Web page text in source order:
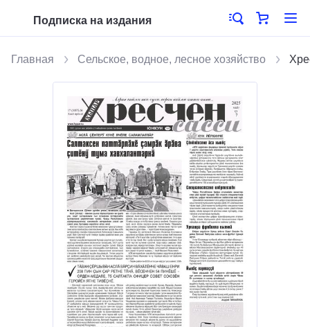
Подписка на издания
Главная Сельское, водное, лесное хозяйство